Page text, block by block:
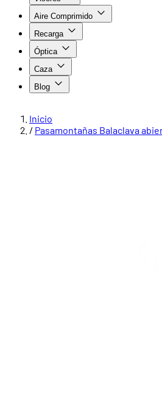
Aire Comprimido
Recarga
Óptica
Caza
Blog
Inicio
/ Pasamontañas Balaclava